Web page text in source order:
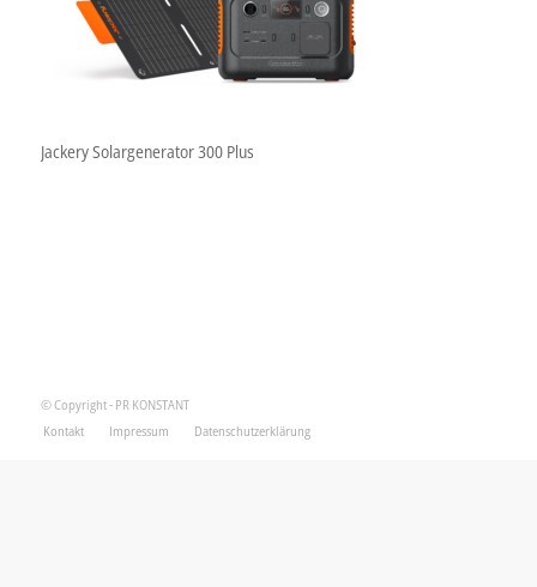
Jackery Solargenerator 300 Plus
© Copyright - PR KONSTANT
Kontakt
Impressum Datenschutzerklärung